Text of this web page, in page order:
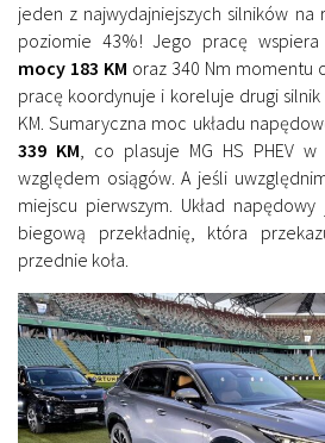
jeden z najwydajniejszych silników na
poziomie 43%! Jego pracę wspiera
mocy 183 KM oraz 340 Nm momentu
pracę koordynuje i koreluje drugi
KM. Sumaryczna moc układu
339 KM, co plasuje MG HS PHEV w
względem osiągów. A jeśli
miejscu pierwszym. Układ
biegową przekładnię, która
przednie koła.